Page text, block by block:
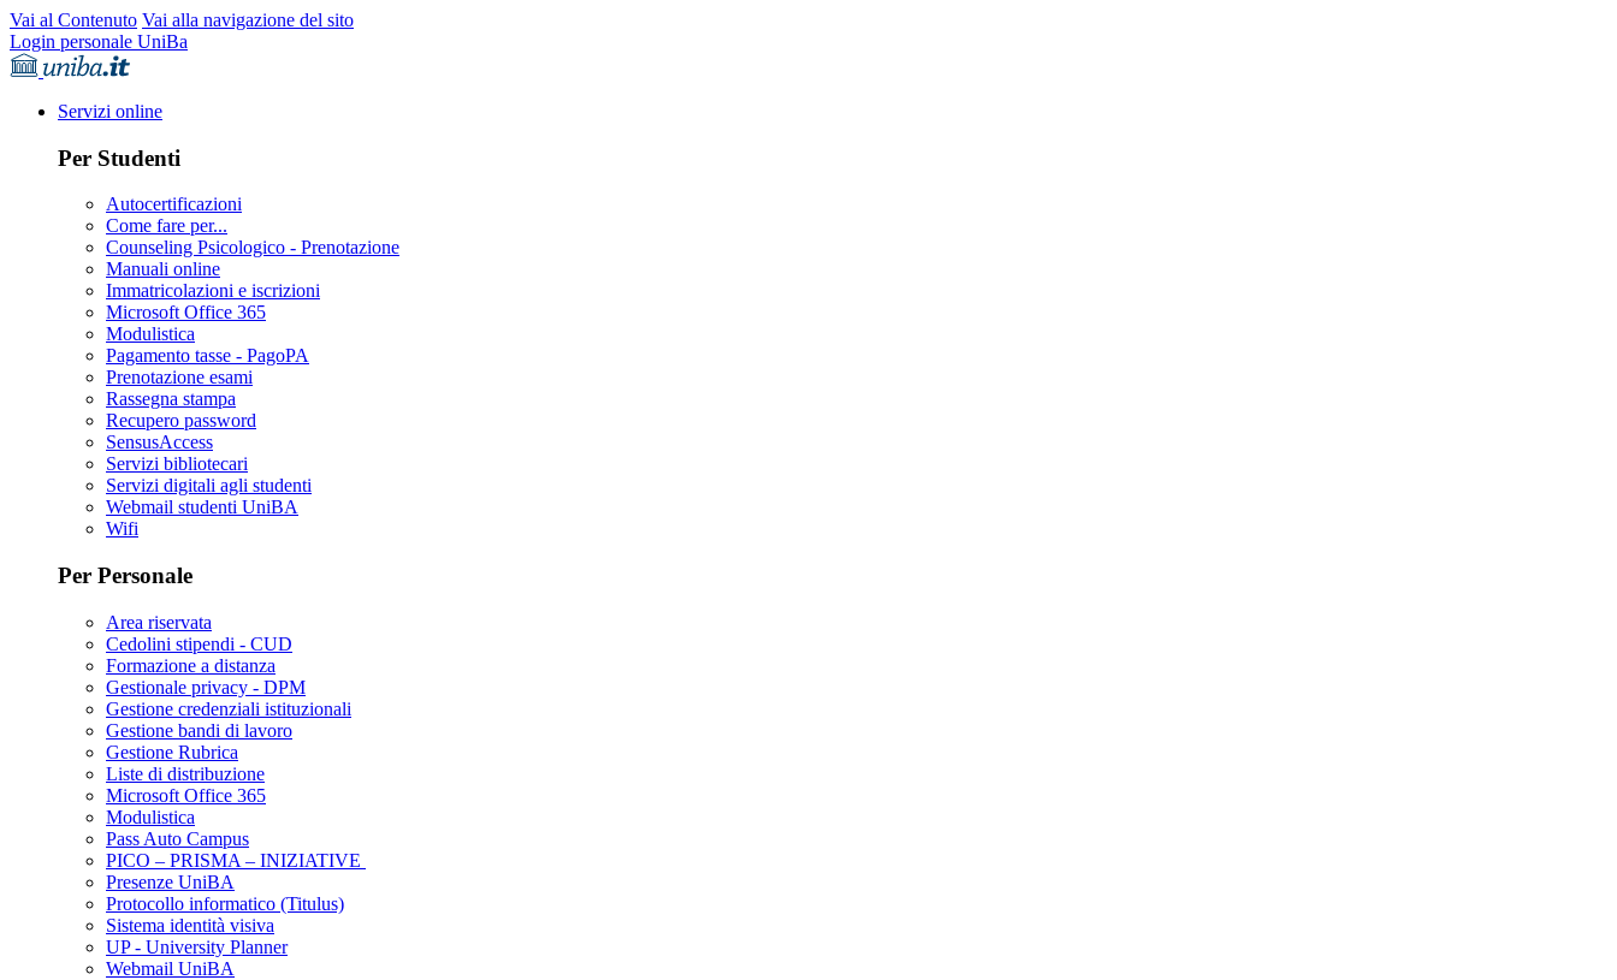
Vai al Contenuto Vai alla navigazione del sito
Login personale UniBa
Servizi online
Per Studenti
Autocertificazioni
Come fare per...
Counseling Psicologico - Prenotazione
Manuali online
Immatricolazioni e iscrizioni
Microsoft Office 365
Modulistica
Pagamento tasse - PagoPA
Prenotazione esami
Rassegna stampa
Recupero password
SensusAccess
Servizi bibliotecari
Servizi digitali agli studenti
Webmail studenti UniBA
Wifi
Per Personale
Area riservata
Cedolini stipendi - CUD
Formazione a distanza
Gestionale privacy - DPM
Gestione credenziali istituzionali
Gestione bandi di lavoro
Gestione Rubrica
Liste di distribuzione
Microsoft Office 365
Modulistica
Pass Auto Campus
PICO – PRISMA – INIZIATIVE
Presenze UniBA
Protocollo informatico (Titulus)
Sistema identità visiva
UP - University Planner
Webmail UniBA